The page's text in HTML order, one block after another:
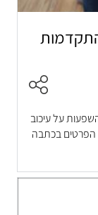
על עיכוב
בכתבה